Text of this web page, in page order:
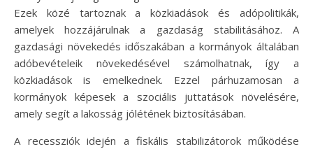
Ezek közé tartoznak a közkiadások és adópolitikák,
amelyek hozzájárulnak a gazdaság stabilitásához. A
gazdasági növekedés időszakában a kormányok általában
adóbevételeik növekedésével számolhatnak, így a
közkiadások is emelkednek. Ezzel párhuzamosan a
kormányok képesek a szociális juttatások növelésére,
amely segít a lakosság jólétének biztosításában.
A recessziók idején a fiskális stabilizátorok működése